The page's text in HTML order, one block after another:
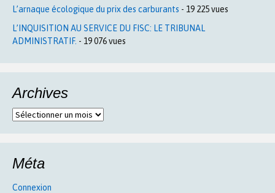
L’arnaque écologique du prix des carburants - 19 225 vues
L’INQUISITION AU SERVICE DU FISC: LE TRIBUNAL
ADMINISTRATIF. - 19 076 vues
Archives
Archives
Méta
Connexion